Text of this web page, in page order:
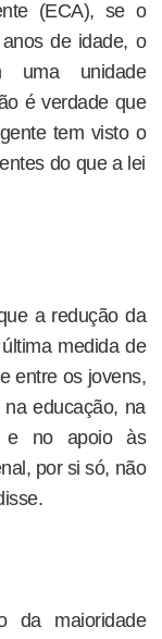
(ECA), se o
de idade, o
uma unidade
é verdade que
tem visto o
do que a lei
a redução da
medida de
entre os jovens,
educação, na
e no apoio às
por si só, não
da maioridade